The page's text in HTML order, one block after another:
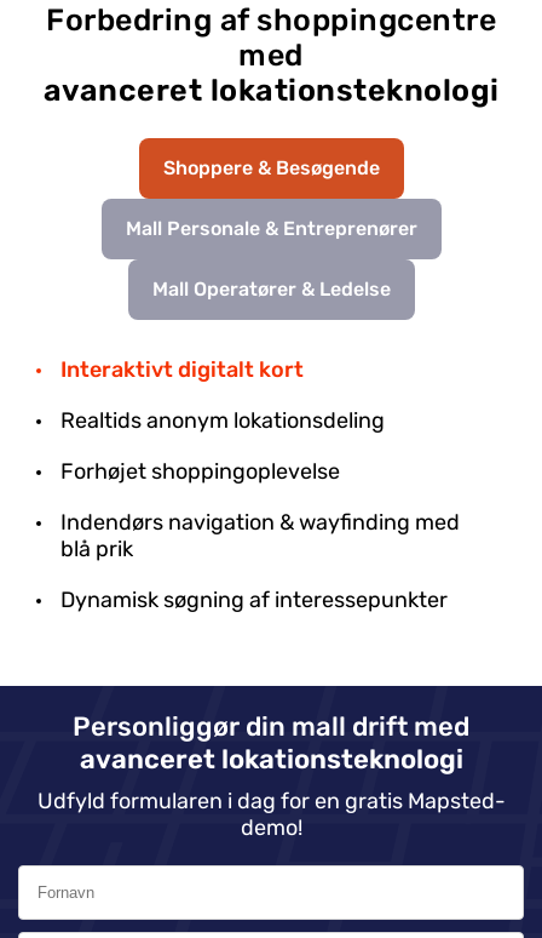
Forbedring af shoppingcentre
med
avanceret lokationsteknologi
Shoppere & Besøgende
Mall Personale & Entreprenører
Mall Operatører & Ledelse
Interaktivt digitalt kort
Realtids anonym lokationsdeling
Forhøjet shoppingoplevelse
Indendørs navigation & wayfinding med
blå prik
Dynamisk søgning af interessepunkter
Personliggør din mall drift med
avanceret lokationsteknologi
Udfyld formularen i dag for en gratis Mapsted-
demo!